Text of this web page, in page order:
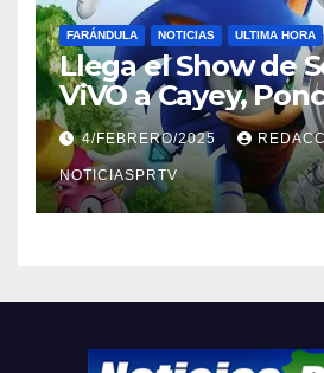
FARÁNDULA NOTICIAS ULTIMA HORA
Llega el Show de
ViVO a Cayey,
Barceloneta y
Relojes gratis para
compre ahora….
4/FEBRERO/2025
NOTICIASPRTV